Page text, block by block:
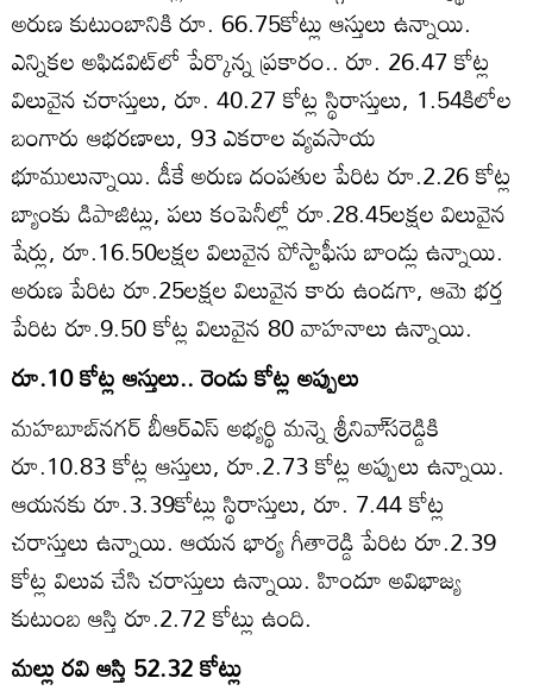
అరుణ కుటుంబానికి రూ. 66.75కోట్లు ఆస్తులు ఉన్నాయి.
ఎన్నికల అఫిడవిట్‌లో పేర్కొన్న ప్రకారం.. రూ. 26.47 కోట్ల
విలువైన చరాస్తులు, రూ. 40.27 కోట్ల స్థిరాస్తులు, 1.54కిలోల
బంగారు ఆభరణాలు, 93 ఎకరాల వ్యవసాయ
భూములున్నాయి. డీకే అరుణ దంపతుల పేరిట రూ.2.26 కోట్ల
బ్యాంకు డిపాజిట్లు, పలు కంపెనీల్లో రూ.28.45లక్షల విలువైన
షేర్లు, రూ.16.50లక్షల విలువైన పోస్టాఫీసు బాండ్లు ఉన్నాయి.
అరుణ పేరిట రూ.25లక్షల విలువైన కారు ఉండగా, ఆమె భర్త
పేరిట రూ.9.50 కోట్ల విలువైన 80 వాహనాలు ఉన్నాయి.
రూ.10 కోట్ల ఆస్తులు.. రెండు కోట్ల అప్పులు
మహబూబ్‌నగర్‌ బీఆర్‌ఎస్‌ అభ్యర్థి మన్నె శ్రీనివా్‌సరెడ్డికి
రూ.10.83 కోట్ల ఆస్తులు, రూ.2.73 కోట్ల అప్పులు ఉన్నాయి.
ఆయనకు రూ.3.39కోట్లు స్థిరాస్తులు, రూ. 7.44 కోట్ల
చరాస్తులు ఉన్నాయి. ఆయన భార్య గీతారెడ్డి పేరిట రూ.2.39
కోట్ల విలువ చేసి చరాస్తులు ఉన్నాయి. హిందూ అవిభాజ్య
కుటుంబ ఆస్తి రూ.2.72 కోట్లు ఉంది.
మల్లు రవి ఆస్తి 52.32 కోట్లు